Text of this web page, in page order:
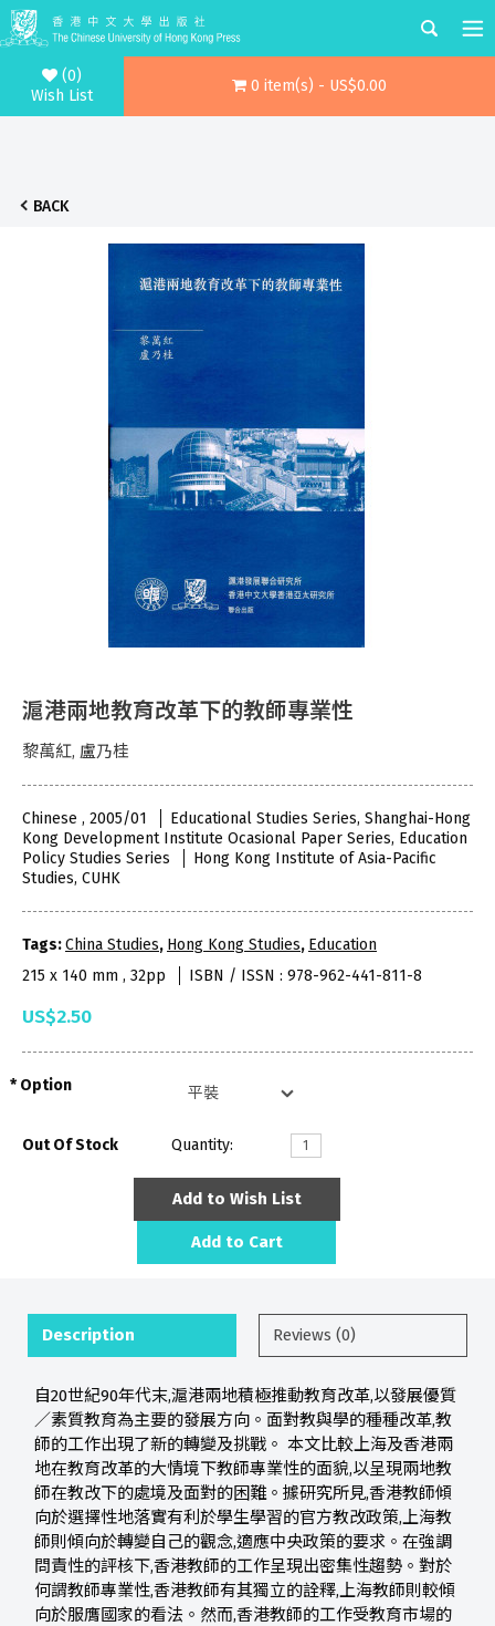
(0)
Wish List
0 item(s) - US$0.00
BACK
滬港兩地教育改革下的教師專業性
黎萬紅, 盧乃桂
Chinese , 2005/01
Educational Studies Series, Shanghai-Hong
Kong Development Institute Ocasional Paper Series, Education
Policy Studies Series
Hong Kong Institute of Asia-Pacific
Studies, CUHK
Tags:China Studies, Hong Kong Studies, Education
215 x 140 mm , 32pp
ISBN / ISSN : 978-962-441-811-8
US$2.50
Option
Out Of Stock Quantity:
Add to Wish List
Add to Cart
Description Reviews (0)
自20世紀90年代末,滬港兩地積極推動教育改革,以發展優質
／素質教育為主要的發展方向。面對教與學的種種改革,教
師的工作出現了新的轉變及挑戰。 本文比較上海及香港兩
地在教育改革的大情境下教師專業性的面貌,以呈現兩地教
師在教改下的處境及面對的困難。據研究所見,香港教師傾
向於選擇性地落實有利於學生學習的官方教改政策,上海教
師則傾向於轉變自己的觀念,適應中央政策的要求。在強調
問責性的評核下,香港教師的工作呈現出密集性趨勢。對於
何謂教師專業性,香港教師有其獨立的詮釋,上海教師則較傾
向於服膺國家的看法。然而,香港教師的工作受教育市場的